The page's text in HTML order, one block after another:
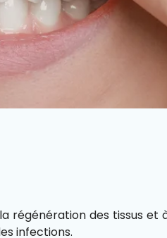
régénération des tissus et
infections.